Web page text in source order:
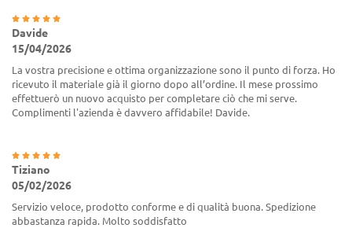
Davide
15/04/2026
La vostra precisione e ottima organizzazione sono il punto di forza. Ho
ricevuto il materiale già il giorno dopo all’ordine. Il mese prossimo
effettuerò un nuovo acquisto per completare ciò che mi serve.
Complimenti l'azienda è davvero affidabile! Davide.
Tiziano
05/02/2026
Servizio veloce, prodotto conforme e di qualità buona. Spedizione
abbastanza rapida. Molto soddisfatto